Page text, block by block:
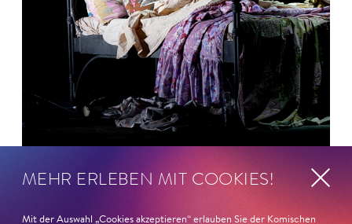
26. Juni 2026
Ambur Braid für DER FAUST
MEHR ERLEBEN MIT COOKIES!
Mit der Auswahl „Cookies akzeptieren“ erlauben Sie der Komischen